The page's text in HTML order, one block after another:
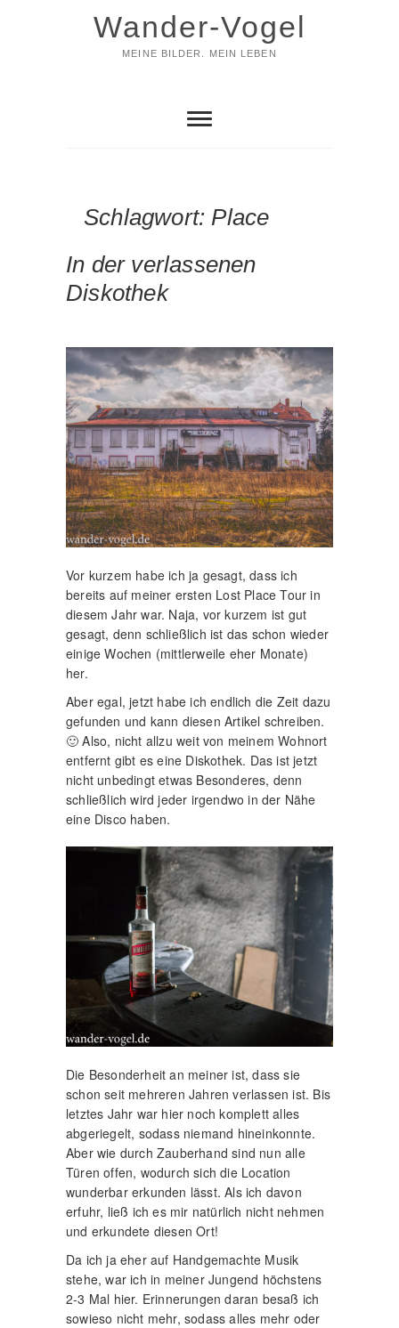
Wander-Vogel
MEINE BILDER. MEIN LEBEN
Schlagwort: Place
In der verlassenen
Diskothek
Vor kurzem habe ich ja gesagt, dass ich
bereits auf meiner ersten Lost Place Tour in
diesem Jahr war. Naja, vor kurzem ist gut
gesagt, denn schließlich ist das schon wieder
einige Wochen (mittlerweile eher Monate)
her.
Aber egal, jetzt habe ich endlich die Zeit dazu
gefunden und kann diesen Artikel schreiben.
🙂 Also, nicht allzu weit von meinem Wohnort
entfernt gibt es eine Diskothek. Das ist jetzt
nicht unbedingt etwas Besonderes, denn
schließlich wird jeder irgendwo in der Nähe
eine Disco haben.
Die Besonderheit an meiner ist, dass sie
schon seit mehreren Jahren verlassen ist. Bis
letztes Jahr war hier noch komplett alles
abgeriegelt, sodass niemand hineinkonnte.
Aber wie durch Zauberhand sind nun alle
Türen offen, wodurch sich die Location
wunderbar erkunden lässt. Als ich davon
erfuhr, ließ ich es mir natürlich nicht nehmen
und erkundete diesen Ort!
Da ich ja eher auf Handgemachte Musik
stehe, war ich in meiner Jungend höchstens
2-3 Mal hier. Erinnerungen daran besaß ich
sowieso nicht mehr, sodass alles mehr oder